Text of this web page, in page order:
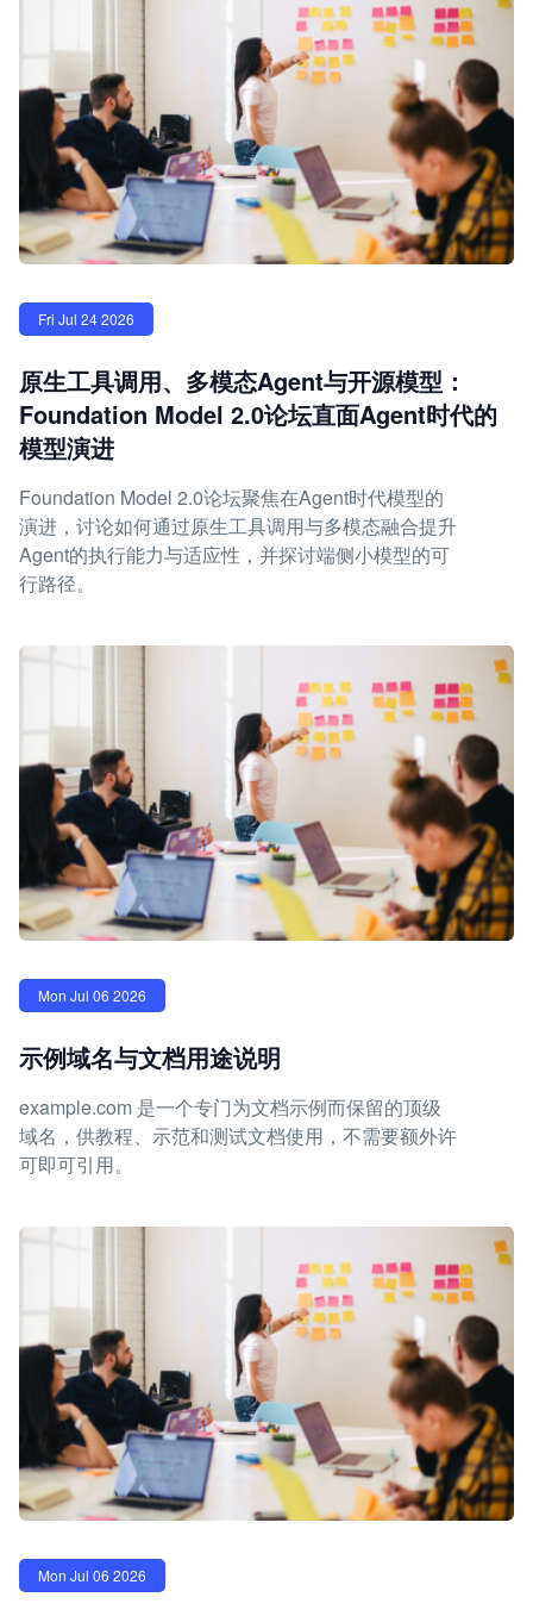
Fri Jul 24 2026
原生工具调用、多模态Agent与开源模型：
Foundation Model 2.0论坛直面Agent时代的
模型演进
Foundation Model 2.0论坛聚焦在Agent时代模型的
演进，讨论如何通过原生工具调用与多模态融合提升
Agent的执行能力与适应性，并探讨端侧小模型的可
行路径。
Mon Jul 06 2026
示例域名与文档用途说明
example.com 是一个专门为文档示例而保留的顶级
域名，供教程、示范和测试文档使用，不需要额外许
可即可引用。
Mon Jul 06 2026